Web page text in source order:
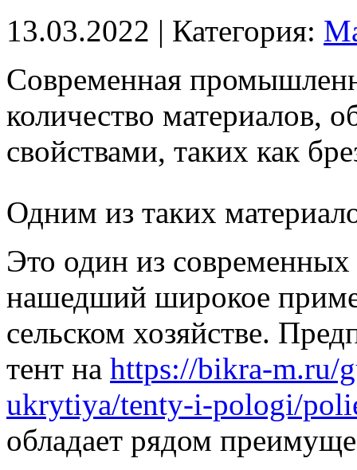
13.03.2022 | Категория:
Современная
количество материалов,
свойствами, таких как
Одним из таких
Это один из
нашедший широкое
сельском хозяйстве.
тент на https://bikra-m.ru/
ukrytiya/tenty-i-pologi/
обладает рядом